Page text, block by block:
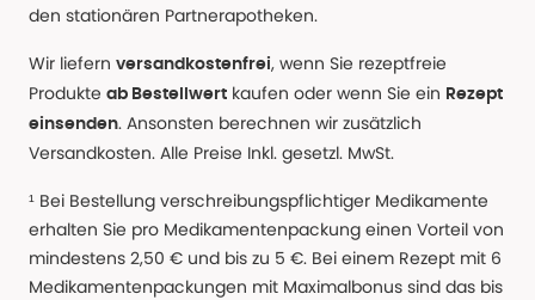
den stationären Partnerapotheken.
Wir liefern versandkostenfrei, wenn Sie rezeptfreie
Produkte ab Bestellwert kaufen oder wenn Sie ein Rezept
einsenden. Ansonsten berechnen wir zusätzlich
Versandkosten. Alle Preise Inkl. gesetzl. MwSt.
¹ Bei Bestellung verschreibungspflichtiger Medikamente
erhalten Sie pro Medikamentenpackung einen Vorteil von
mindestens 2,50 € und bis zu 5 €. Bei einem Rezept mit 6
Medikamentenpackungen mit Maximalbonus sind das bis